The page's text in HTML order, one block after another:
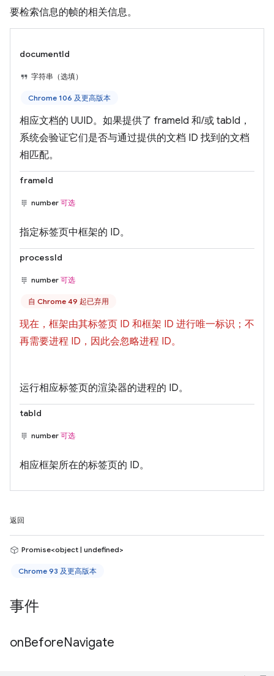
要检索信息的帧的相关信息。
documentId
字符串（选填）
Chrome 106 及更高版本
相应文档的 UUID。如果提供了 frameId 和/或 tabId，
系统会验证它们是否与通过提供的文档 ID 找到的文档
相匹配。
frameId
number 可选
指定标签页中框架的 ID。
processId
number 可选
自 Chrome 49 起已弃用
现在，框架由其标签页 ID 和框架 ID 进行唯一标识；不
再需要进程 ID，因此会忽略进程 ID。
运行相应标签页的渲染器的进程的 ID。
tabId
number 可选
相应框架所在的标签页的 ID。
返回
Promise<object | undefined>
Chrome 93 及更高版本
事件
onBeforeNavigate